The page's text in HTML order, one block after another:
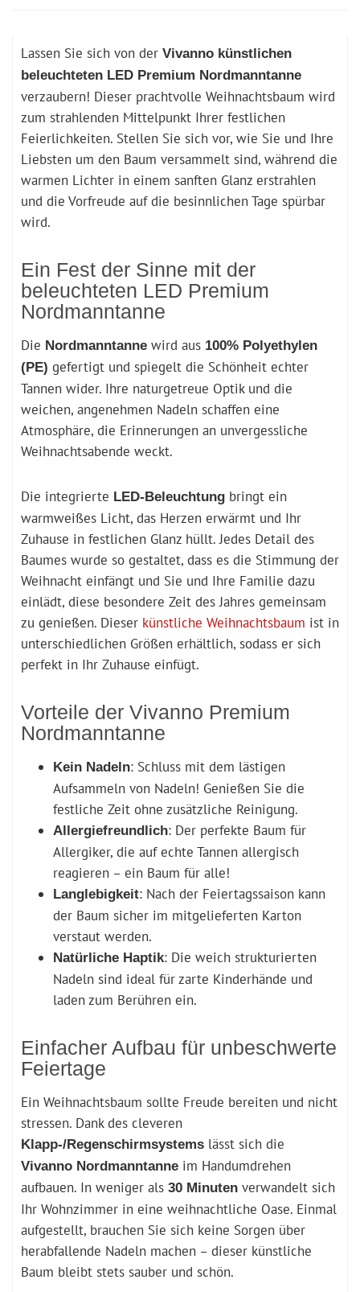
Lassen Sie sich von der Vivanno künstlichen
beleuchteten LED Premium Nordmanntanne
verzaubern! Dieser prachtvolle Weihnachtsbaum wird
zum strahlenden Mittelpunkt Ihrer festlichen
Feierlichkeiten. Stellen Sie sich vor, wie Sie und Ihre
Liebsten um den Baum versammelt sind, während die
warmen Lichter in einem sanften Glanz erstrahlen
und die Vorfreude auf die besinnlichen Tage spürbar
wird.
Ein Fest der Sinne mit der
beleuchteten LED Premium
Nordmanntanne
Die Nordmanntanne wird aus 100% Polyethylen
(PE) gefertigt und spiegelt die Schönheit echter
Tannen wider. Ihre naturgetreue Optik und die
weichen, angenehmen Nadeln schaffen eine
Atmosphäre, die Erinnerungen an unvergessliche
Weihnachtsabende weckt.
Die integrierte LED-Beleuchtung bringt ein
warmweißes Licht, das Herzen erwärmt und Ihr
Zuhause in festlichen Glanz hüllt. Jedes Detail des
Baumes wurde so gestaltet, dass es die Stimmung der
Weihnacht einfängt und Sie und Ihre Familie dazu
einlädt, diese besondere Zeit des Jahres gemeinsam
zu genießen. Dieser künstliche Weihnachtsbaum ist in
unterschiedlichen Größen erhältlich, sodass er sich
perfekt in Ihr Zuhause einfügt.
Vorteile der Vivanno Premium
Nordmanntanne
Kein Nadeln: Schluss mit dem lästigen
Aufsammeln von Nadeln! Genießen Sie die
festliche Zeit ohne zusätzliche Reinigung.
Allergiefreundlich: Der perfekte Baum für
Allergiker, die auf echte Tannen allergisch
reagieren – ein Baum für alle!
Langlebigkeit: Nach der Feiertagssaison kann
der Baum sicher im mitgelieferten Karton
verstaut werden.
Natürliche Haptik: Die weich strukturierten
Nadeln sind ideal für zarte Kinderhände und
laden zum Berühren ein.
Einfacher Aufbau für unbeschwerte
Feiertage
Ein Weihnachtsbaum sollte Freude bereiten und nicht
stressen. Dank des cleveren
Klapp-/Regenschirmsystems lässt sich die
Vivanno Nordmanntanne im Handumdrehen
aufbauen. In weniger als 30 Minuten verwandelt sich
Ihr Wohnzimmer in eine weihnachtliche Oase. Einmal
aufgestellt, brauchen Sie sich keine Sorgen über
herabfallende Nadeln machen – dieser künstliche
Baum bleibt stets sauber und schön.